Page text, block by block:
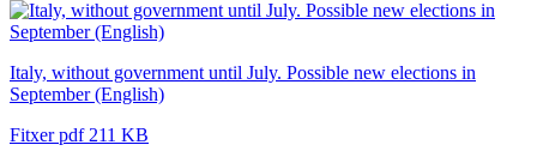
Italy, without government until July. Possible new elections in
September (English)
Fitxer pdf 211 KB